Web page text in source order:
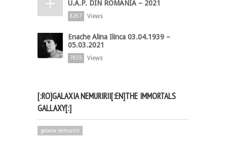
U.A.P. DIN ROMÂNIA – 2021
8267 Views
Enache Alina Ilinca 03.04.1939 –
05.03.2021
7855 Views
[:RO]GALAXIA NEMURIRII[:EN]THE IMMORTALS
GALLAXY[:]
galaxia nemuririi